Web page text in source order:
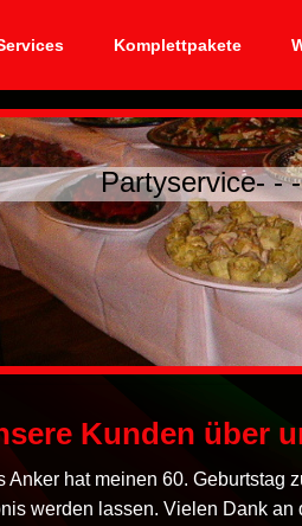
Komplettpakete
Partyservice- - -
Kunden über
Anker hat meinen 60. Geburtstag
werden lassen. Vielen Dank an